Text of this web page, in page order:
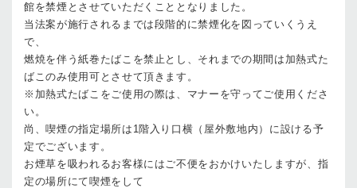
館を禁煙とさせていただくこととなりました。
当法案が施行されるまでは段階的に禁煙化を図っていくうえ
で、
燃焼を伴う紙巻たばこを禁止とし、それまでの期間は加熱式た
ばこのみ使用可とさせて頂きます。
※加熱式たばこをご使用の際は、マナーを守ってご使用くださ
い。
尚、喫煙の指定場所は1階入り口横（屋外敷地内）に設ける予
定でございます。
お煙草を吸われるお客様にはご不便をおかけいたしますが、指
定の場所にて喫煙をして